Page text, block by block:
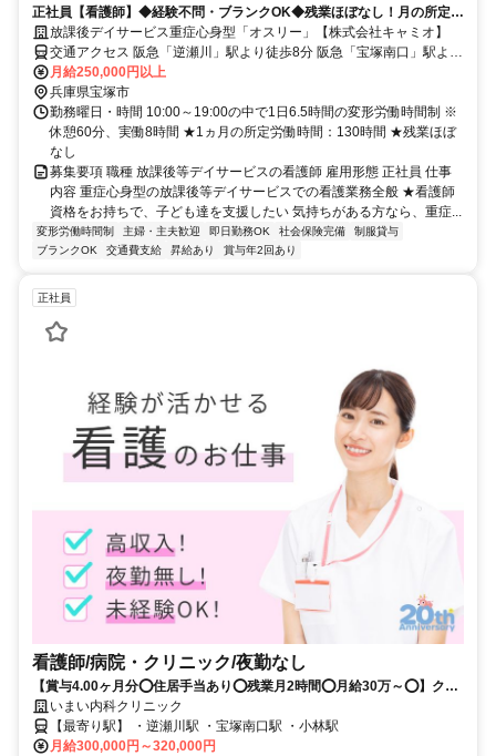
正社員【看護師】◆経験不問・ブランクOK◆残業ほぼなし！月の所定労
働時間130時間！
放課後デイサービス重症心身型「オスリー」【株式会社キャミオ】
交通アクセス 阪急「逆瀬川」駅より徒歩8分 阪急「宝塚南口」駅より
徒歩12分
月給250,000円以上
兵庫県宝塚市
勤務曜日・時間 10:00～19:00の中で1日6.5時間の変形労働時間制 ※
休憩60分、実働8時間 ★1ヵ月の所定労働時間：130時間 ★残業ほぼ
なし
募集要項 職種 放課後等デイサービスの看護師 雇用形態 正社員 仕事
内容 重症心身型の放課後等デイサービスでの看護業務全般 ★看護師
資格をお持ちで、子ども達を支援したい 気持ちがある方なら、重症...
変形労働時間制 主婦・主夫歓迎 即日勤務OK 社会保険完備
制服貸与
ブランクOK
交通費支給 昇給あり 賞与年2回あり
正社員
看護師/病院・クリニック/夜勤なし
【賞与4.00ヶ月分⭕住居手当あり⭕残業月2時間⭕月給30万～⭕】クリ
ニックのお仕事です⭐
いまい内科クリニック
【最寄り駅】 ・逆瀬川駅 ・宝塚南口駅 ・小林駅
月給300,000円～320,000円